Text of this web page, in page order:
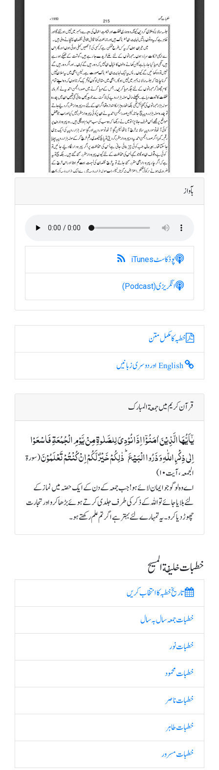
بآواز
پوڈکاسٹiTunes
انگریزی(Podcast)
خطبہ کا مکمل متن
قرآن کریم میں جمعة المبارک
یٰۤاَیُّہَا الَّذِیۡنَ اٰمَنُوۡۤا اِذَا نُوۡدِیَ لِلصَّلٰوۃِ مِنۡ یَّوۡمِ الۡجُمُعَۃِ فَاسۡعَوۡا
اِلٰی ذِکۡرِ اللّٰہِ وَ ذَرُوا الۡبَیۡعَ ؕ ذٰلِکُمۡ خَیۡرٌ لَّکُمۡ اِنۡ کُنۡتُمۡ تَعۡلَمُوۡنَ(سورة
الجمعہ، آیت ۱۰)
اے وہ لوگو جو ایمان لائے ہو! جب جمعہ کے دن کے ایک حصّہ میں نماز کے
لئے بلایا جائے تو اللہ کے ذکر کی طرف جلدی کرتے ہوئے بڑھا کرو اور تجارت
چھوڑ دیا کرو۔ یہ تمہارے لئے بہتر ہے اگر تم علم رکھتے ہو۔
خطبات خلیفة المسیح
تاریخ خطبہ کا انتخاب کریں
خطبات جمعہ سال بہ سال
خطبات نور
خطبات محمود
خطبات ناصر
خطبات طاہر
خطبات مسرور